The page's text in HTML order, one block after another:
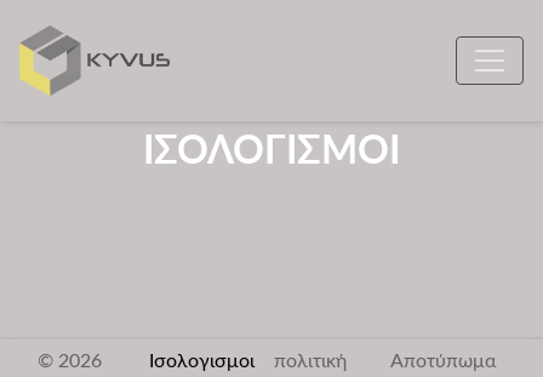
ΙΣΟΛΟΓΙΣΜΟΙ
© 2026
Ισολογισμοι
πολιτική
Αποτύπωμα